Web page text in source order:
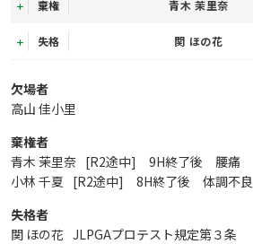
棄権 青木 茉里奈
失格 関 ほの花
欠場者
高山 佳小里
棄権者
青木 茉里奈 [R2途中] 9H終了後 腰痛
小林 千夏 [R2途中] 8H終了後 体調不良
失格者
関 ほの花 JLPGAプロテスト規定第３条